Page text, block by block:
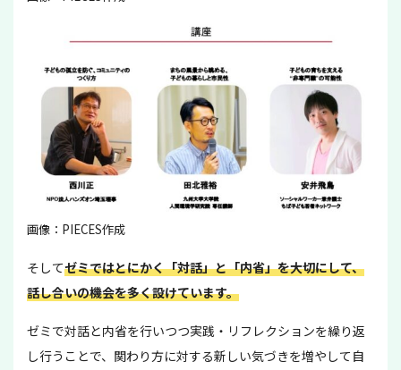
画像：PIECES作成
そしてゼミではとにかく「対話」と「内省」を大切にして、
話し合いの機会を多く設けています。
ゼミで対話と内省を行いつつ実践・リフレクションを繰り返
し行うことで、関わり方に対する新しい気づきを増やして自